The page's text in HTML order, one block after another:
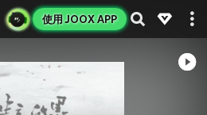
使用 JOOX APP